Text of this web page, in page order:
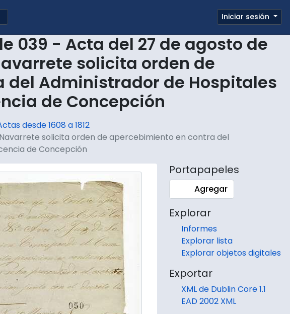
Portapapeles
Enlaces rápidos
Iniciar sesión
039 - Acta del 27 de agosto de
solicita orden de
Administrador de Hospitales
de Concepción
desde 1608 a 1812
solicita orden de apercebimiento en contra del
de Concepción
Portapapeles
Agregar
Explorar
Informes
Explorar lista
Explorar objetos digitales
Exportar
XML de Dublin Core 1.1
EAD 2002 XML